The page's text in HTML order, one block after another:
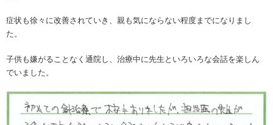
症状も徐々に改善されていき、親も気にならない程度までになりまし
た。
子供も嫌がることなく通院し、治療中に先生といろいろな会話を楽しん
でいました。